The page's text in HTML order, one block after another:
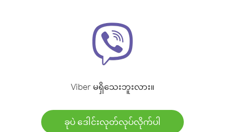
Viber မရှိသေးဘူးလား။
ခုပဲ ဒေါင်းလုတ်လုပ်လိုက်ပါ